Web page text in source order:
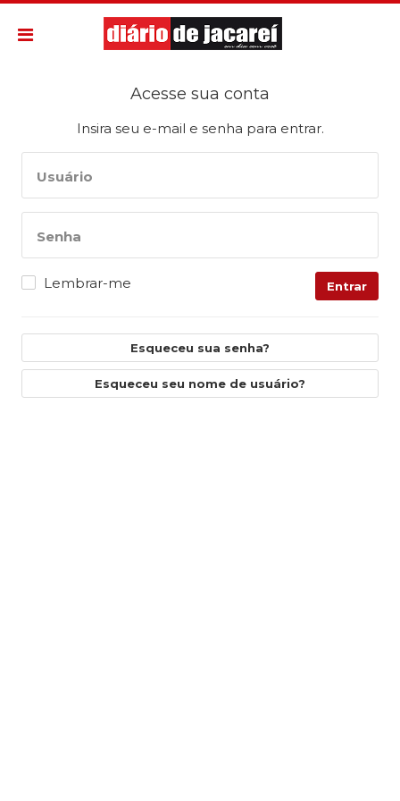
Acesse sua conta
Insira seu e-mail e senha para entrar.
Usuário
Senha
Lembrar-me Entrar
Esqueceu sua senha?
Esqueceu seu nome de usuário?